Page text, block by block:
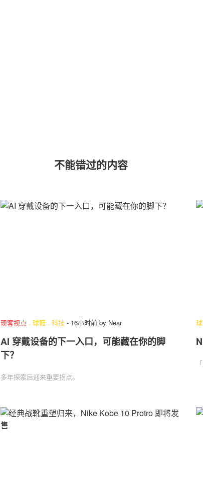
不能错过的内容
现客视点 . 球鞋 . 科技 - 16小时前 by Near
AI 穿戴设备的下一入口，可能藏在你的脚
下？
多年探索后迎来重要拐点。